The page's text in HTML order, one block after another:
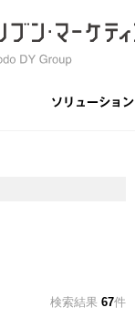
ソリューション
検索結果 67件